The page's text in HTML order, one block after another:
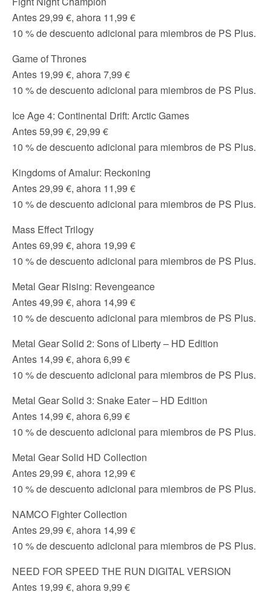
Antes 29,99 €, ahora 11,99 €
10 % de descuento adicional para miembros de PS Plus.
Game of Thrones
Antes 19,99 €, ahora 7,99 €
10 % de descuento adicional para miembros de PS Plus.
Ice Age 4: Continental Drift: Arctic Games
Antes 59,99 €, 29,99 €
10 % de descuento adicional para miembros de PS Plus.
Kingdoms of Amalur: Reckoning
Antes 29,99 €, ahora 11,99 €
10 % de descuento adicional para miembros de PS Plus.
Mass Effect Trilogy
Antes 69,99 €, ahora 19,99 €
10 % de descuento adicional para miembros de PS Plus.
Metal Gear Rising: Revengeance
Antes 49,99 €, ahora 14,99 €
10 % de descuento adicional para miembros de PS Plus.
Metal Gear Solid 2: Sons of Liberty – HD Edition
Antes 14,99 €, ahora 6,99 €
10 % de descuento adicional para miembros de PS Plus.
Metal Gear Solid 3: Snake Eater – HD Edition
Antes 14,99 €, ahora 6,99 €
10 % de descuento adicional para miembros de PS Plus.
Metal Gear Solid HD Collection
Antes 29,99 €, ahora 12,99 €
10 % de descuento adicional para miembros de PS Plus.
NAMCO Fighter Collection
Antes 29,99 €, ahora 14,99 €
10 % de descuento adicional para miembros de PS Plus.
NEED FOR SPEED THE RUN DIGITAL VERSION
Antes 19,99 €, ahora 9,99 €